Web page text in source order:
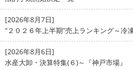
[2026年8月7日]
“２０２６年上半期”売上ランキング～冷
[2026年8月6日]
水産大卸・決算特集(６)～『神戸市場